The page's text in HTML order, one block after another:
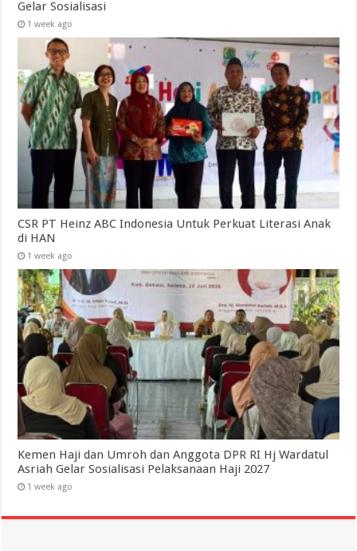
Gelar Sosialisasi
1 week ago
CSR PT Heinz ABC Indonesia Untuk Perkuat Literasi Anak
di HAN
1 week ago
Kemen Haji dan Umroh dan Anggota DPR RI Hj Wardatul
Asriah Gelar Sosialisasi Pelaksanaan Haji 2027
1 week ago